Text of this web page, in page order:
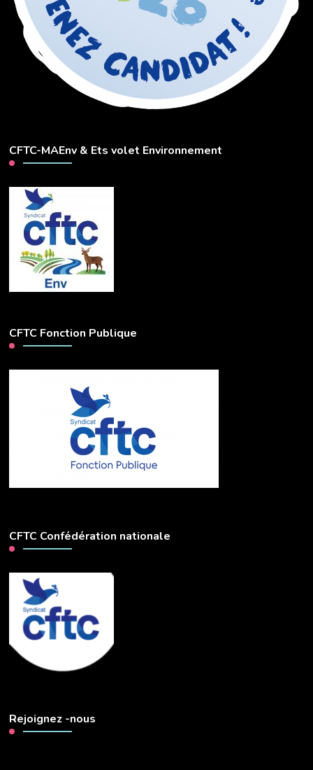
CFTC-MAEnv & Ets volet Environnement
CFTC Fonction Publique
CFTC Confédération nationale
Rejoignez -nous